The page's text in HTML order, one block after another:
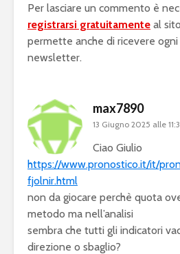
Per lasciare un commento è
registrarsi gratuitamente al
permette anche di ricevere
newsletter.
max7890
13 Giugno 2025 alle
Ciao Giulio
https://www.pronostico.it/it/
fjolnir.html
non da giocare perchè quota
metodo ma nell’analisi
sembra che tutti gli indicatori
direzione o sbaglio?